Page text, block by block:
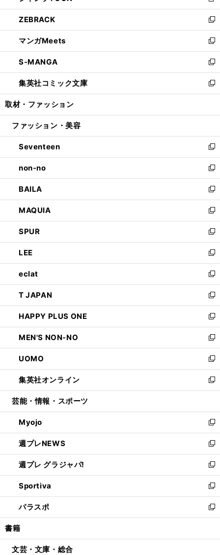
開
く
ウ
で
開
く
ン
ド
ウ
で
開
く
ウ
ィ
ン
ド
ウ
で
開
く
し
い
ウ
ィ
ン
ド
ウ
で
開
ZEBRACK
新
し
い
ウ
ィ
ン
ド
ウ
開
マンガMeets
新
し
い
ウ
ィ
ン
ウ
開
く
S-MANGA
新
し
い
ウ
ン
ウ
で
開
く
集英社コミック文庫
新
し
ウ
ン
ド
ウ
で
開
く
取材・ファッション
ファッション・美容
Seventeen
新
し
い
ウ
ィ
ン
ド
ウ
で
開
く
non-no
新
し
い
ウ
ィ
ン
ド
ウ
で
開
く
BAILA
新
し
い
ウ
ィ
ン
ド
ウ
で
開
く
MAQUIA
新
し
い
ウ
ィ
ン
ド
ウ
で
開
く
SPUR
新
し
い
ウ
ィ
ン
ド
ウ
で
開
く
LEE
新
し
い
ウ
ィ
ン
ド
ウ
で
開
く
eclat
新
し
い
ウ
ィ
ン
ド
ウ
で
開
く
T JAPAN
新
し
い
ウ
ィ
ン
ド
ウ
で
開
HAPPY PLUS ONE
新
し
い
ウ
ィ
ン
ド
ウ
開
く
MEN'S NON-NO
新
し
い
ウ
ィ
ン
ウ
で
開
く
UOMO
新
し
い
ウ
ン
ド
ウ
で
開
く
集英社オンライン
新
し
ウ
ィ
ン
ド
ウ
で
開
く
芸能・情報・スポーツ
Myojo
新
し
い
ウ
ィ
ン
ド
ウ
で
開
週プレNEWS
新
し
い
ウ
ィ
ン
ド
ウ
開
週プレ グラジャパ!
新
し
い
ウ
ィ
ン
ウ
Sportiva
新
し
い
ウ
ン
パラスポ
新
し
ウ
書籍
文芸・文庫・総合